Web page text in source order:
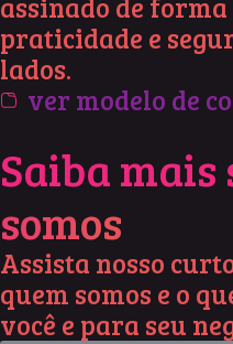
praticidade e
lados.
ver modelo de
Saiba mais
somos
Assista nosso
quem somos e o
você e para seu